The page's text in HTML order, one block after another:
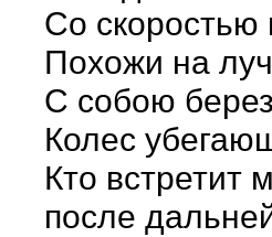
Со скоростью
Похожи на
С собою
Колес
Кто встретит
после